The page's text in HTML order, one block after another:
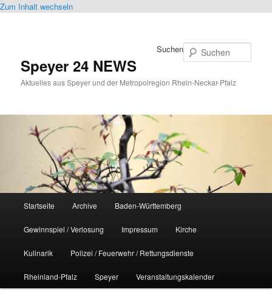
Zum Inhalt wechseln
Speyer 24 NEWS
Aktuelles aus Speyer und der Metropolregion Rhein-Neckar-Pfalz
Suchen
Startseite Archive Baden-Württemberg
Gewinnspiel / Verlosung Impressum Kirche
Kulinarik Polizei / Feuerwehr / Rettungsdienste
Rheinland-Pfalz Speyer Veranstaltungskalender